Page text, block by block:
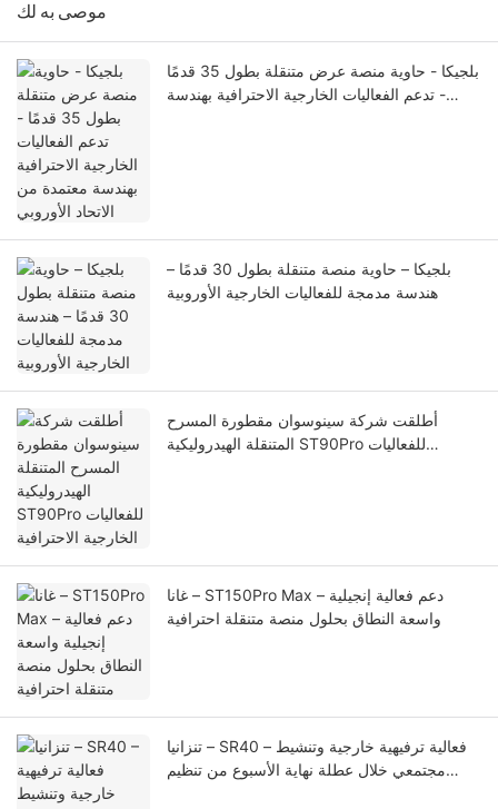
موصى به لك
بلجيكا - حاوية منصة عرض متنقلة بطول 35 قدمًا
- تدعم الفعاليات الخارجية الاحترافية بهندسة
بلجيكا – حاوية منصة متنقلة بطول 30 قدمًا –
هندسة مدمجة للفعاليات الخارجية الأوروبية
أطلقت شركة سينوسوان مقطورة المسرح
المتنقلة الهيدروليكية ST90Pro للفعاليات
غانا – ST150Pro Max – دعم فعالية إنجيلية
واسعة النطاق بحلول منصة متنقلة احترافية
تنزانيا – SR40 – فعالية ترفيهية خارجية وتنشيط
مجتمعي خلال عطلة نهاية الأسبوع من تنظيم